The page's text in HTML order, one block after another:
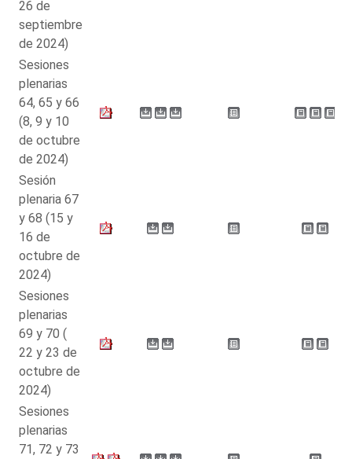
26 de
septiembre
de 2024)
Sesiones
plenarias
64, 65 y 66
(8, 9 y 10
de octubre
de 2024)
Sesión
plenaria 67
y 68 (15 y
16 de
octubre de
2024)
Sesiones
plenarias
69 y 70 (
22 y 23 de
octubre de
2024)
Sesiones
plenarias
71, 72 y 73